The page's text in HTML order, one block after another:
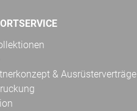
& Ausrüsterverträge